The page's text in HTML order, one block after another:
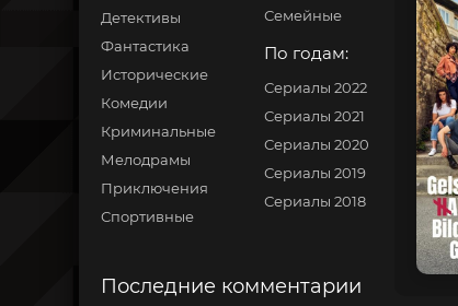
Детективы
Фантастика
Исторические
Комедии
Криминальные
Мелодрамы
Приключения
Спортивные
Семейные
По годам:
Сериалы 2022
Сериалы 2021
Сериалы 2020
Сериалы 2019
Сериалы 2018
Последние комментарии